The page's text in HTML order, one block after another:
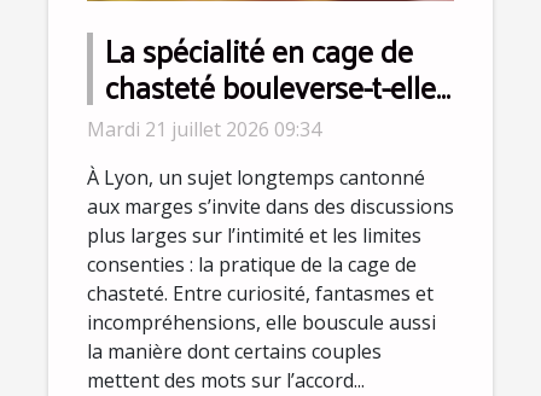
La spécialité en cage de
chasteté bouleverse-t-elle
la perception du
consentement à Lyon ?
Mardi 21 juillet 2026 09:34
À Lyon, un sujet longtemps cantonné
aux marges s’invite dans des discussions
plus larges sur l’intimité et les limites
consenties : la pratique de la cage de
chasteté. Entre curiosité, fantasmes et
incompréhensions, elle bouscule aussi
la manière dont certains couples
mettent des mots sur l’accord...